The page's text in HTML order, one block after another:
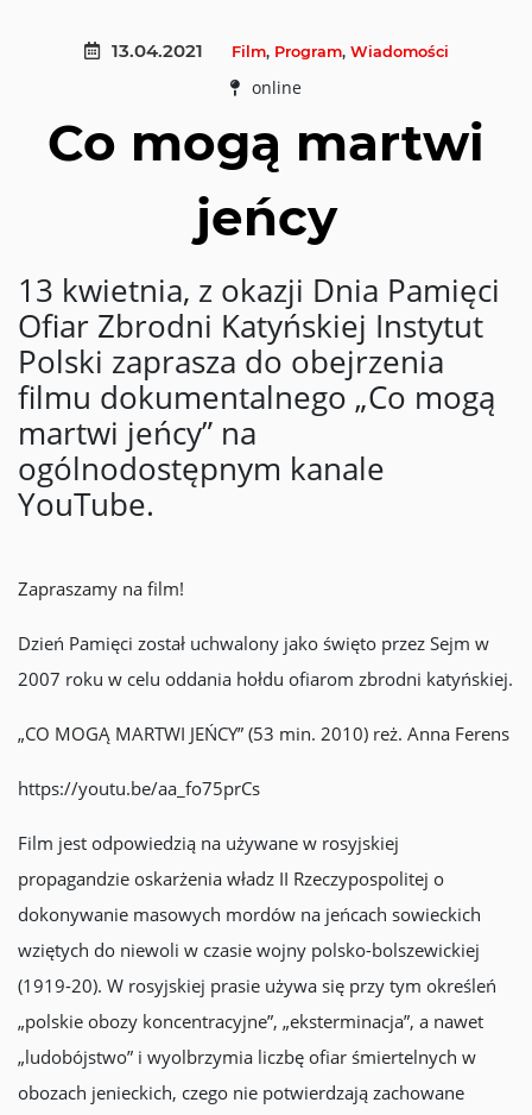
13.04.2021 Film, Program, Wiadomości
online
Co mogą martwi
jeńcy
13 kwietnia, z okazji Dnia Pamięci
Ofiar Zbrodni Katyńskiej Instytut
Polski zaprasza do obejrzenia
filmu dokumentalnego „Co mogą
martwi jeńcy” na
ogólnodostępnym kanale
YouTube.
Zapraszamy na film!
Dzień Pamięci został uchwalony jako święto przez Sejm w
2007 roku w celu oddania hołdu ofiarom zbrodni katyńskiej.
„CO MOGĄ MARTWI JEŃCY” (53 min. 2010) reż. Anna Ferens
https://youtu.be/aa_fo75prCs
Film jest odpowiedzią na używane w rosyjskiej
propagandzie oskarżenia władz II Rzeczypospolitej o
dokonywanie masowych mordów na jeńcach sowieckich
wziętych do niewoli w czasie wojny polsko-bolszewickiej
(1919-20). W rosyjskiej prasie używa się przy tym określeń
„polskie obozy koncentracyjne”, „eksterminacja”, a nawet
„ludobójstwo” i wyolbrzymia liczbę ofiar śmiertelnych w
obozach jenieckich, czego nie potwierdzają zachowane